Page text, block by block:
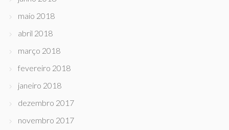
maio 2018
abril 2018
março 2018
fevereiro 2018
janeiro 2018
dezembro 2017
novembro 2017